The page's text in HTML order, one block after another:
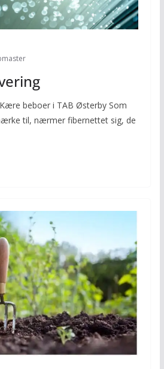
beboer i TAB Østerby Som
til, nærmer fibernettet sig, de